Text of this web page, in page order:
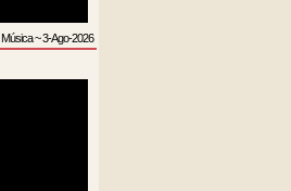
Música~3-Ago-2026